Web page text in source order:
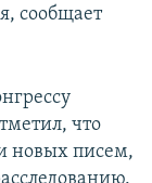
сообщает
что
новых писем,